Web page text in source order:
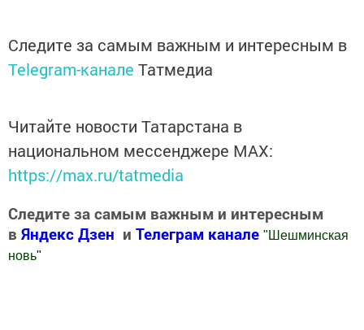
Следите за самым важным и интересным в
Telegram-канале Татмедиа
Читайте новости Татарстана в
национальном мессенджере MАХ:
https://max.ru/tatmedia
Следите за самым важным и интересным
в Яндекс Дзен и Телеграм канале " Шешминская
новь"